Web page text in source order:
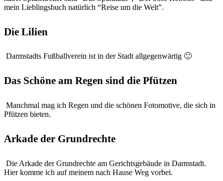
mein Lieblingsbuch natürlich “Reise um die Welt”.
Die Lilien
Darmstadts Fußballverein ist in der Stadt allgegenwärtig 🙂
Das Schöne am Regen sind die Pfützen
Manchmal mag ich Regen und die schönen Fotomotive, die sich in
Pfützen bieten.
Arkade der Grundrechte
Die Arkade der Grundrechte am Gerichtsgebäude in Darmstadt.
Hier komme ich auf meinem nach Hause Weg vorbei.